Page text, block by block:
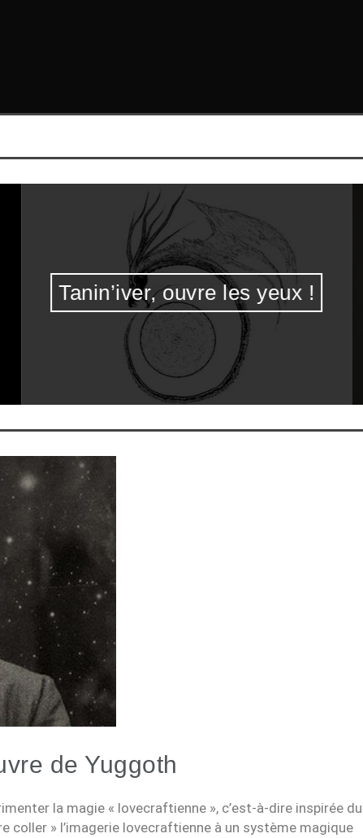
Tanin’iver, ouvre les yeux !
de Yuggoth
la magie « lovecraftienne », c’est-à-dire inspirée du
coller » l’imagerie lovecraftienne à un système magique